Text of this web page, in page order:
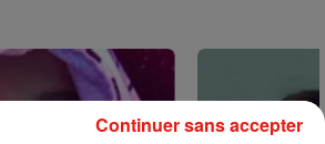
Continuer sans accepter